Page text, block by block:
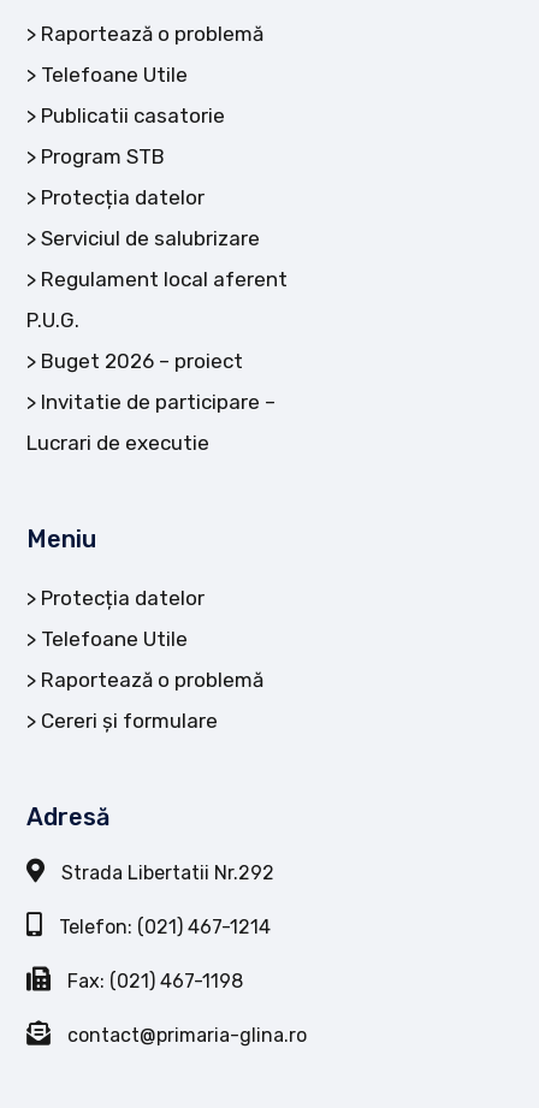
Raportează o problemă
Telefoane Utile
Publicatii casatorie
Program STB
Protecția datelor
Serviciul de salubrizare
Regulament local aferent
P.U.G.
Buget 2026 – proiect
Invitatie de participare –
Lucrari de executie
Meniu
Protecția datelor
Telefoane Utile
Raportează o problemă
Cereri și formulare
Adresă
Strada Libertatii Nr.292
Telefon: (021) 467-1214
Fax: (021) 467-1198
contact@primaria-glina.ro